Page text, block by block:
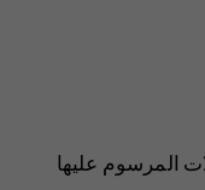
المرسوم عليها